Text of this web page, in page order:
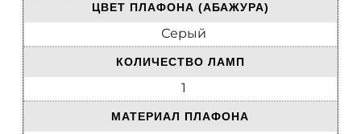
ЦВЕТ ПЛАФОНА (АБАЖУРА)
Серый
КОЛИЧЕСТВО ЛАМП
1
МАТЕРИАЛ ПЛАФОНА